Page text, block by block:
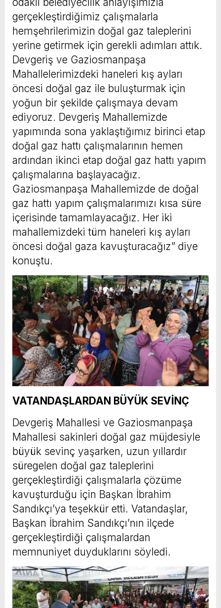
gerçekleştirdiğimiz çalışmalarla
hemşehrilerimizin doğal gaz taleplerini
yerine getirmek için gerekli adımları attık.
Devgeriş ve Gaziosmanpaşa
Mahallelerimizdeki haneleri kış ayları
öncesi doğal gaz ile buluşturmak için
yoğun bir şekilde çalışmaya devam
ediyoruz. Devgeriş Mahallemizde
yapımında sona yaklaştığımız birinci etap
doğal gaz hattı çalışmalarının hemen
ardından ikinci etap doğal gaz hattı yapım
çalışmalarına başlayacağız.
Gaziosmanpaşa Mahallemizde de doğal
gaz hattı yapım çalışmalarımızı kısa süre
içerisinde tamamlayacağız. Her iki
mahallemizdeki tüm haneleri kış ayları
öncesi doğal gaza kavuşturacağız” diye
konuştu.
VATANDAŞLARDAN BÜYÜK SEVİNÇ
Devgeriş Mahallesi ve Gaziosmanpaşa
Mahallesi sakinleri doğal gaz müjdesiyle
büyük sevinç yaşarken, uzun yıllardır
süregelen doğal gaz taleplerini
gerçekleştirdiği çalışmalarla çözüme
kavuşturduğu için Başkan İbrahim
Sandıkçı’ya teşekkür etti. Vatandaşlar,
Başkan İbrahim Sandıkçı’nın ilçede
gerçekleştirdiği çalışmalardan
memnuniyet duyduklarını söyledi.